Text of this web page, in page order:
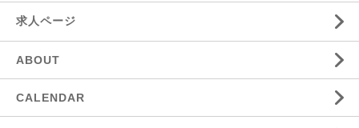
求人ページ
ABOUT
CALENDAR